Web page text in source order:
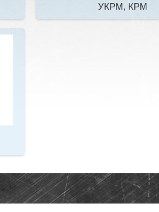
УКРМ, КРМ